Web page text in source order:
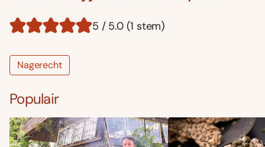
5 / 5.0 (1 stem)
Nagerecht
Populair